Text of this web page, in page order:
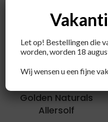
Golden Naturals
Allersolf
Let op! Bestellingen die
worden, worden 18
Wij wensen u een fijne